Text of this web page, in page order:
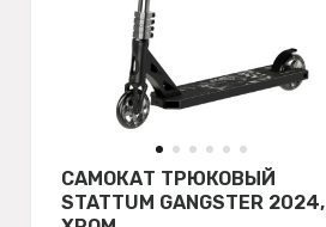
САМОКАТ ТРЮКОВЫЙ
STATTUM GANGSTER 2024,